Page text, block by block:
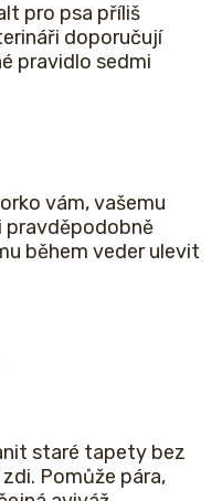
pro psa příliš
doporučují
pravidlo sedmi
vám, vašemu
pravděpodobně
během veder ulevit
staré tapety bez
Pomůže pára,